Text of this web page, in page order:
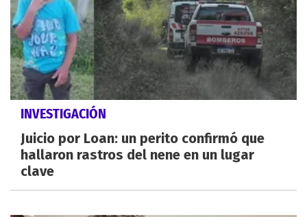
INVESTIGACIÓN
Juicio por Loan: un perito confirmó que
hallaron rastros del nene en un lugar
clave